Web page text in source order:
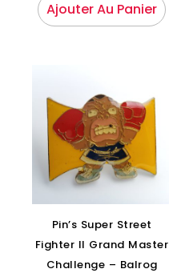
Ajouter Au Panier
Pin’s Super Street
Fighter II Grand Master
Challenge – Balrog